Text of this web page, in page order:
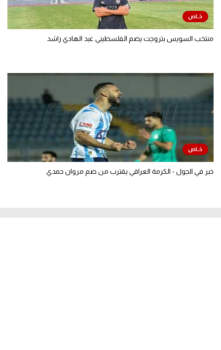
منتخب السويس بتروجت يضم الفلسطيني عبد الهادي راشد
خبر في الجول - الكرمة العراقي يقترب من ضم مروان حمدي